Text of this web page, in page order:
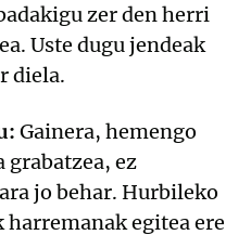
zer den herri
Uste dugu jendeak
diela.
Gainera, hemengo
ez
jo behar. Hurbileko
egitea ere